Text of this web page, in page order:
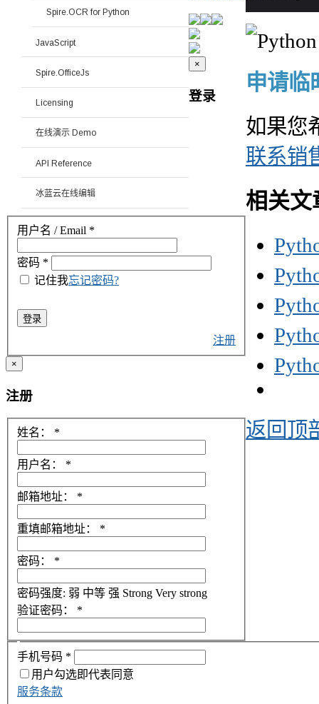
申请临
如果您
联系销
相关文
返回顶
Spire.OCR for Python
JavaScript
Spire.OfficeJs
Licensing
在线演示 Demo
API Reference
冰蓝云在线编辑
×
登录
用户名 / Email *
密码 *
记住我忘记密码?
登录
注册
×
注册
姓名： *
用户名： *
邮箱地址： *
重填邮箱地址： *
密码： *
密码强度: 弱 中等 强 Strong Very strong
验证密码：
*
手机号码 *
用户勾选即代表同意
服务条款